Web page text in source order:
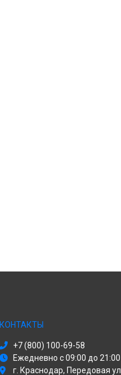
КОНТАКТЫ
+7 (800) 100-69-58
Ежедневно с 09:00 до 21:00
г. Краснодар, Передовая